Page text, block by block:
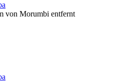
von Morumbi entfernt